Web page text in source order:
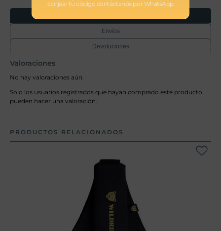
Envíos
Devoluciones
Valoraciones
No hay valoraciones aún.
Solo los usuarios registrados que hayan comprado este producto
pueden hacer una valoración.
PRODUCTOS RELACIONADOS
canjear tu código contáctanos por WhatsApp